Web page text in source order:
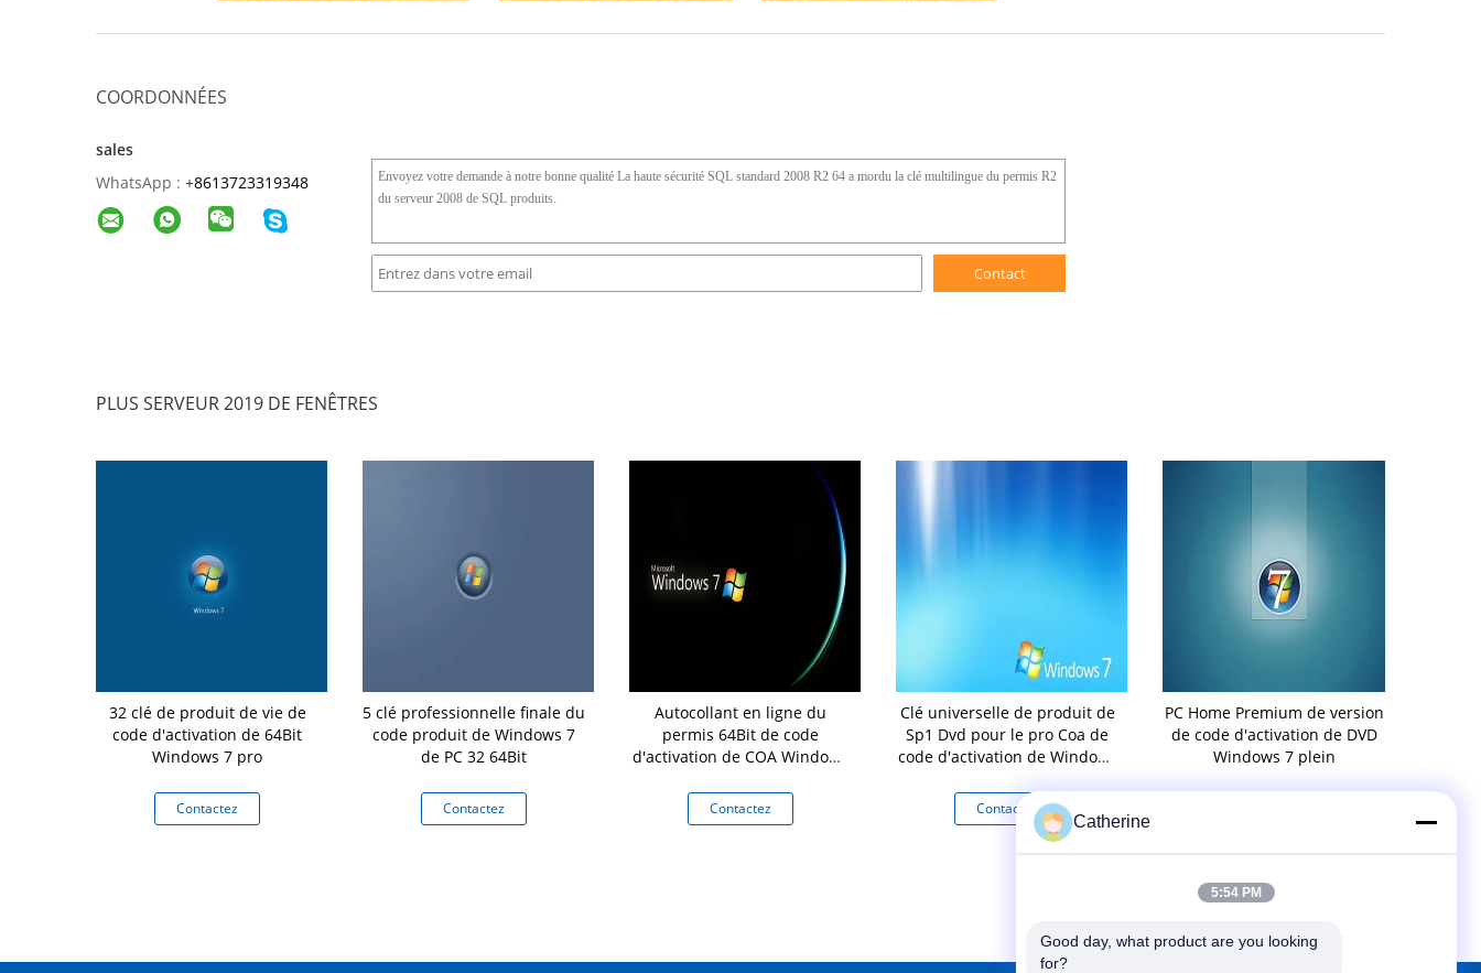
COORDONNÉES
sales
WhatsApp : +8613723319348
Contact
PLUS SERVEUR 2019 DE FENÊTRES
32 clé de produit de vie de
code d'activation de 64Bit
Windows 7 pro
Contactez
5 clé professionnelle finale du
code produit de Windows 7
de PC 32 64Bit
Contactez
Autocollant en ligne du
permis 64Bit de code
d'activation de COA Windows
Contactez
Clé universelle de produit de
Sp1 Dvd pour le pro Coa de
code d'activation de Windows
Contactez
PC Home Premium de version
de code d'activation de DVD
Windows 7 plein
Catherine
5:54 PM
Good day, what product are you looking
for?